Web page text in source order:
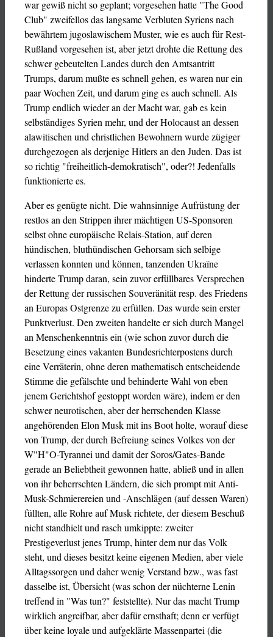
war gewiß nicht so geplant; vorgesehen hatte "The Good
Club" zweifellos das langsame Verbluten Syriens nach
bewährtem jugoslawischem Muster, wie es auch für Rest-
Rußland vorgesehen ist, aber jetzt drohte die Rettung des
schwer gebeutelten Landes durch den Amtsantritt
Trumps, darum mußte es schnell gehen, es waren nur ein
paar Wochen Zeit, und darum ging es auch schnell. Als
Trump endlich wieder an der Macht war, gab es kein
selbständiges Syrien mehr, und der Holocaust an dessen
alawitischen und christlichen Bewohnern wurde zügiger
durchgezogen als derjenige Hitlers an den Juden. Das ist
so richtig "freiheitlich-demokratisch", oder?! Jedenfalls
funktionierte es.
Aber es genügte nicht. Die wahnsinnige Aufrüstung der
restlos an den Strippen ihrer mächtigen US-Sponsoren
selbst ohne europäische Relais-Station, auf deren
hündischen, bluthündischen Gehorsam sich selbige
verlassen konnten und können, tanzenden Ukraïne
hinderte Trump daran, sein zuvor erfüllbares Versprechen
der Rettung der russischen Souveränität resp. des Friedens
an Europas Ostgrenze zu erfüllen. Das wurde sein erster
Punktverlust. Den zweiten handelte er sich durch Mangel
an Menschenkenntnis ein (wie schon zuvor durch die
Besetzung eines vakanten Bundesrichterpostens durch
eine Verräterin, ohne deren mathematisch entscheidende
Stimme die gefälschte und behinderte Wahl von eben
jenem Gerichtshof gestoppt worden wäre), indem er den
schwer neurotischen, aber der herrschenden Klasse
angehörenden Elon Musk mit ins Boot holte, worauf diese
von Trump, der durch Befreiung seines Volkes von der
W"H"O-Tyrannei und damit der Soros/Gates-Bande
gerade an Beliebtheit gewonnen hatte, abließ und in allen
von ihr beherrschten Ländern, die sich prompt mit Anti-
Musk-Schmierereien und -Anschlägen (auf dessen Waren)
füllten, alle Rohre auf Musk richtete, der diesem Beschuß
nicht standhielt und rasch umkippte: zweiter
Prestigeverlust jenes Trump, hinter dem nur das Volk
steht, und dieses besitzt keine eigenen Medien, aber viele
Alltagssorgen und daher wenig Verstand bzw., was fast
dasselbe ist, Übersicht (was schon der nüchterne Lenin
treffend in "Was tun?" feststellte). Nur das macht Trump
wirklich angreifbar, aber dafür ernsthaft; denn er verfügt
über keine loyale und aufgeklärte Massenpartei (die